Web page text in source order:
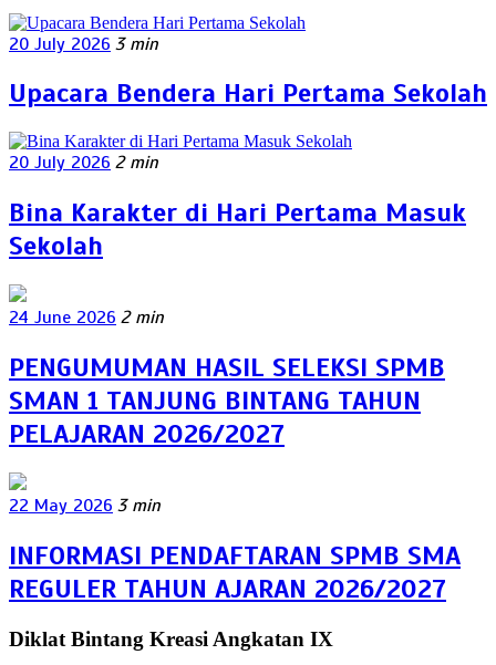
20 July 2026 3 min
Upacara Bendera Hari Pertama Sekolah
20 July 2026 2 min
Bina Karakter di Hari Pertama Masuk
Sekolah
24 June 2026 2 min
PENGUMUMAN HASIL SELEKSI SPMB
SMAN 1 TANJUNG BINTANG TAHUN
PELAJARAN 2026/2027
22 May 2026 3 min
INFORMASI PENDAFTARAN SPMB SMA
REGULER TAHUN AJARAN 2026/2027
Diklat Bintang Kreasi Angkatan IX